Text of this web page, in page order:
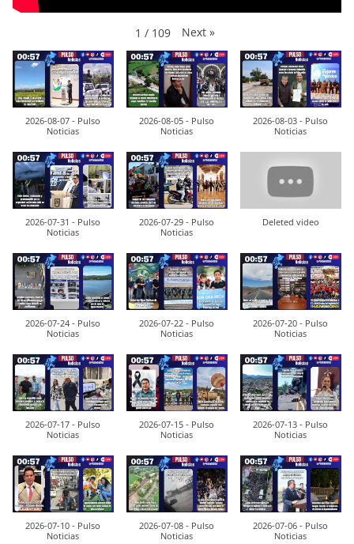
1 / 109 Next »
2026-08-07 - Pulso
Noticias
2026-08-05 - Pulso
Noticias
2026-08-03 - Pulso
Noticias
2026-07-31 - Pulso
Noticias
2026-07-29 - Pulso
Noticias
Deleted video
2026-07-24 - Pulso
Noticias
2026-07-22 - Pulso
Noticias
2026-07-20 - Pulso
Noticias
2026-07-17 - Pulso
Noticias
2026-07-15 - Pulso
Noticias
2026-07-13 - Pulso
Noticias
2026-07-10 - Pulso
Noticias
2026-07-08 - Pulso
Noticias
2026-07-06 - Pulso
Noticias